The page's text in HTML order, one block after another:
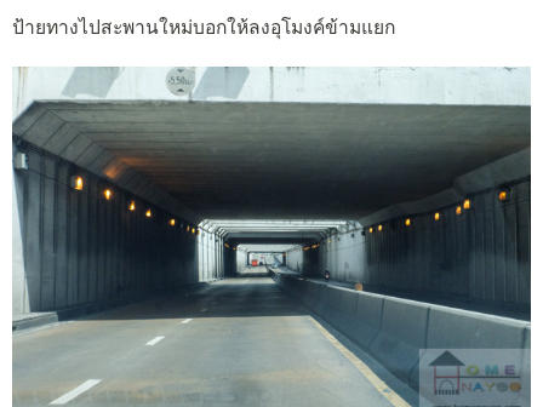
ป้ายทางไปสะพานใหม่บอกให้ลงอุโมงค์ข้ามแยก